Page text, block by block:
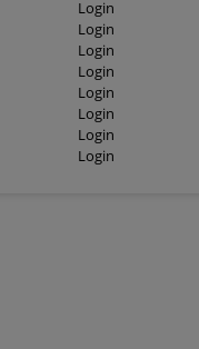
Login
Login
Login
Login
Login
Login
Login
Login